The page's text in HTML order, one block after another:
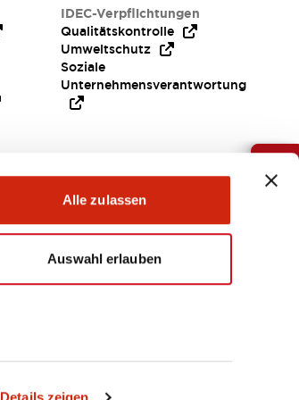
Details zeigen
Alle zulassen
Auswahl erlauben
Brauche Hilfe ?
IDEC-Verpflichtungen
Qualitätskontrolle
Umweltschutz
Soziale
Unternehmensverantwortung
EMEA